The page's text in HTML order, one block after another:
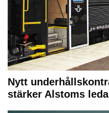
Nytt
stärker Alstoms